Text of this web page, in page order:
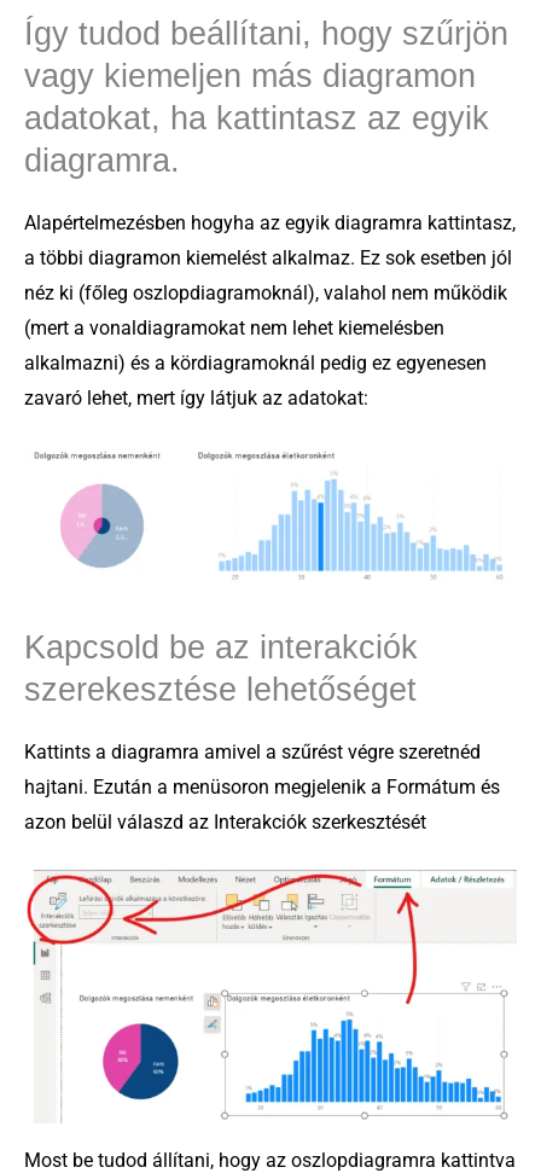
Így tudod beállítani, hogy szűrjön
vagy kiemeljen más diagramon
adatokat, ha kattintasz az egyik
diagramra.
Alapértelmezésben hogyha az egyik diagramra kattintasz,
a többi diagramon kiemelést alkalmaz. Ez sok esetben jól
néz ki (főleg oszlopdiagramoknál), valahol nem működik
(mert a vonaldiagramokat nem lehet kiemelésben
alkalmazni) és a kördiagramoknál pedig ez egyenesen
zavaró lehet, mert így látjuk az adatokat:
Kapcsold be az interakciók
szerekesztése lehetőséget
Kattints a diagramra amivel a szűrést végre szeretnéd
hajtani. Ezután a menüsoron megjelenik a Formátum és
azon belül válaszd az Interakciók szerkesztését
Most be tudod állítani, hogy az oszlopdiagramra kattintva